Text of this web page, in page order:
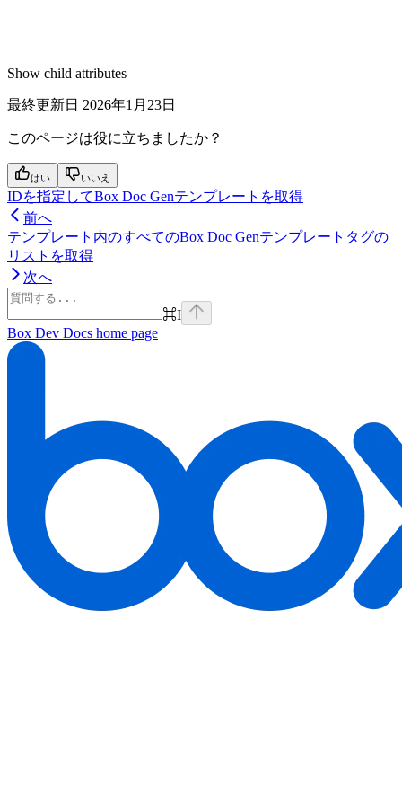
Show child attributes
最終更新日 2026年1月23日
このページは役に立ちましたか？
はい いいえ
IDを指定してBox Doc Genテンプレートを取得
前へ
テンプレート内のすべてのBox Doc Genテンプレートタグの
リストを取得
次へ
⌘I
Box Dev Docs home page